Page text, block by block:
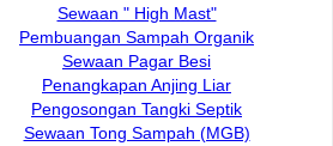
Sewaan " High Mast"
Pembuangan Sampah Organik
Sewaan Pagar Besi
Penangkapan Anjing Liar
Pengosongan Tangki Septik
Sewaan Tong Sampah (MGB)